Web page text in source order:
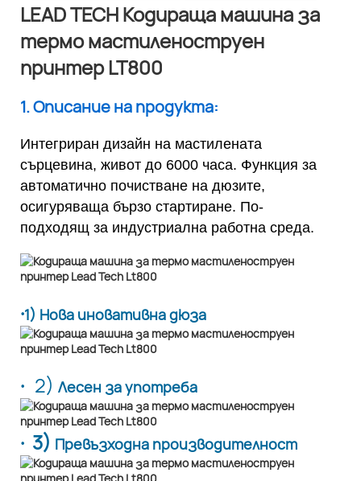
LEAD TECH Кодираща машина за
термо мастиленоструен
принтер LT800
1. Описание на продукта:
Интегриран дизайн на мастилената
сърцевина, живот до 6000 часа. Функция за
автоматично почистване на дюзите,
осигуряваща бързо стартиране. По-
подходящ за индустриална работна среда.
·1) Нова иновативна дюза
· 2) Лесен за употреба
· 3) Превъзходна производителност